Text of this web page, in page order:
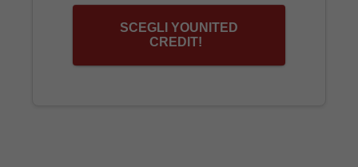
SCEGLI YOUNITED
CREDIT!